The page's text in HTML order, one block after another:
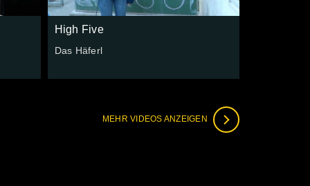
High Five
Das Häferl
MEHR VIDEOS ANZEIGEN